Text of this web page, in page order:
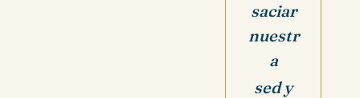
saciar
nuestr
a
sed y